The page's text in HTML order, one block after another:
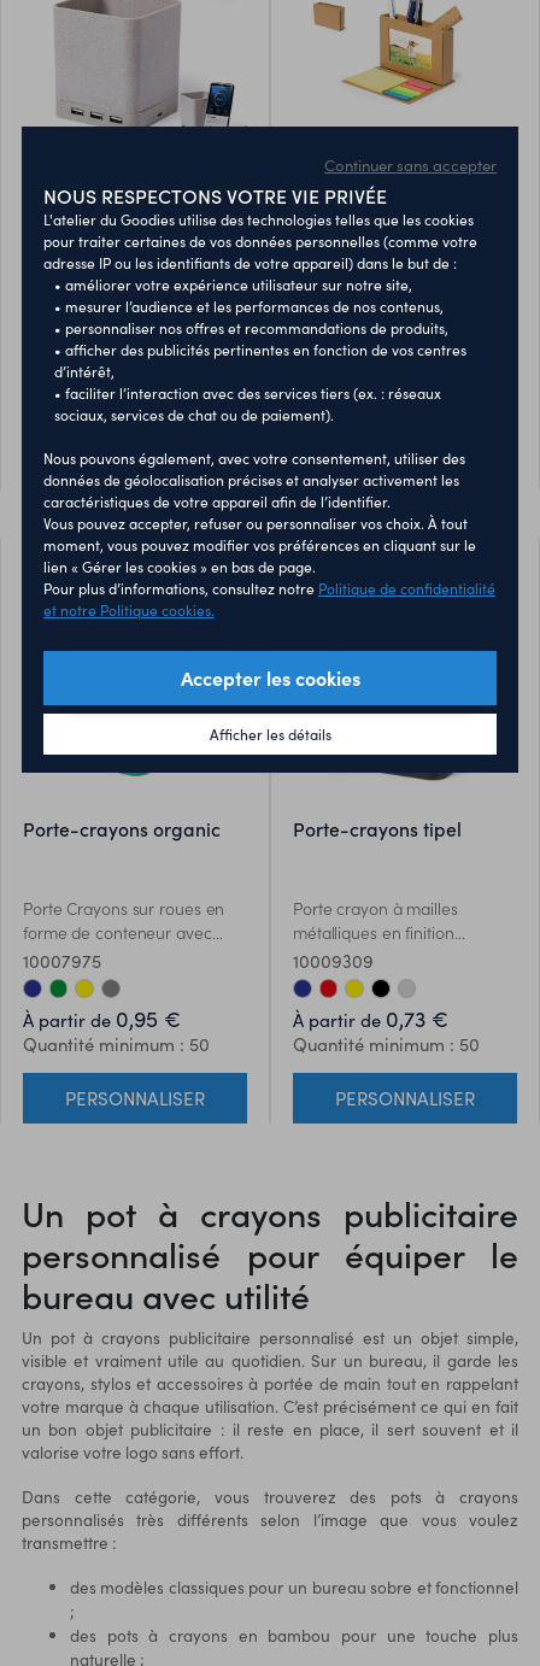
premières naturelles en
bambou provient d'une plante
d'une grande résistance et
régénération rapides, étant
une excellente alternative à
l'utilisation du bois
traditionnel.Fabriqué
conformément aux normes
RoHS et en conformité avec
les exigences de sécurité
suivantes :Système de
protection contre la
surchauffe.Système de
surcharge.Système de
verrouillage pour éviter les
courts-circuits.Système de
transfert de charge constant,
conforme à la capacité de
l'appareil de destination.
bois traditionnel.
multifonction dowex
Porte-stylo multifonction 4 en
1 de la gamme éco-friendly.
Fabriqué en paille de blé,
pour encourager lutilisation
de matières premières
naturelles et réduire les
émissions de
stylo, support pour
smartphone, chargeur sans fil
et port USB (3xUSB 2.0).
Compatible avec les
smartphones équipés de la QI
technologie, charge sans fil.
Comprend un câble micro
boite individuelle éco-désign.
Manuel dinstructions
disponible en espagnol et en
anglais.
10001026
À partir de6,00 €
Quantité minimum : 10
PERSONNALISER
porte-crayons
multifonction marquez
Pratique stylo multifonction
pliable en carton recyclé. Il
comprend un porte-crayons
avec support photo 5x8cm et
notes de 7,5x7,5cm et 125
mini-notes de 1,2x4,5cm en
individuellement dans un sac
recyclé.Le carton recyclé
provient de la réutilisation des
excédents de fabrication et du
recyclage du papier en fin de
vie, devenant une toile
10075215
À partir de 0,95 €
Quantité minimum : 50
PERSONNALISER
porte-crayons organic
Porte Crayons sur roues en
forme de conteneur avec
couvercle. Coloris variés.
10007975
À partir de 0,95 €
Quantité minimum : 50
PERSONNALISER
porte-crayons tipel
Porte crayon à mailles
métalliques en finition
brillante et couleurs vives.
Présenté dans une boîte
individuelle coloris argent.
10009309
À partir de 0,73 €
Quantité minimum : 50
PERSONNALISER
Un pot à crayons publicitaire
personnalisé pour équiper le
bureau avec utilité
Un pot à crayons publicitaire personnalisé est un objet simple,
visible et vraiment utile au quotidien. Sur un bureau, il garde les
crayons, stylos et accessoires à portée de main tout en rappelant
votre marque à chaque utilisation. C’est précisément ce qui en fait
un bon objet publicitaire : il reste en place, il sert souvent et il
valorise votre logo sans effort.
Dans cette catégorie, vous trouverez des pots à crayons
personnalisés très différents selon l’image que vous voulez
transmettre :
des modèles classiques pour un bureau sobre et fonctionnel
;
des pots à crayons en bambou pour une touche plus
naturelle ;
Continuer sans accepter
NOUS RESPECTONS VOTRE VIE PRIVÉE
L'atelier du Goodies utilise des technologies telles que les cookies
pour traiter certaines de vos données personnelles (comme votre
adresse IP ou les identifiants de votre appareil) dans le but de :
• améliorer votre expérience utilisateur sur notre site,
• mesurer l’audience et les performances de nos contenus,
• personnaliser nos offres et recommandations de produits,
• afficher des publicités pertinentes en fonction de vos centres
d’intérêt,
• faciliter l’interaction avec des services tiers (ex. : réseaux
sociaux, services de chat ou de paiement).
Nous pouvons également, avec votre consentement, utiliser des
données de géolocalisation précises et analyser activement les
caractéristiques de votre appareil afin de l’identifier.
Vous pouvez accepter, refuser ou personnaliser vos choix. À tout
moment, vous pouvez modifier vos préférences en cliquant sur le
lien « Gérer les cookies » en bas de page.
Pour plus d’informations, consultez notre Politique de confidentialité
et notre Politique cookies.
Accepter les cookies
Afficher les détails